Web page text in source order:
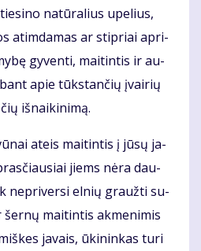
na­tū­ra­lius upe­lius,
at­im­da­mas ar stip­riai ap­ri­
gy­ven­ti, mai­tin­tis ir au­
apie tūks­tan­čių įvai­rių
iš­nai­ki­ni­mą.
at­eis mai­tin­tis į jū­sų ja­
jiems nė­ra dau­
ne­pri­ver­si el­nių grauž­ti su­
šer­nų mai­tin­tis ak­me­ni­mis
ja­vais, ūki­nin­kas tu­ri